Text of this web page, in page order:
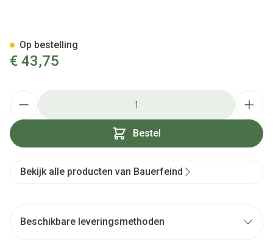
€ 43,75
Bestel
Op bestelling
Bekijk alle producten van Bauerfeind
Beschikbare leveringsmethoden